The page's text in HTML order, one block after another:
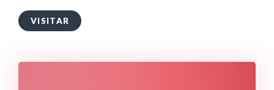
VISITAR